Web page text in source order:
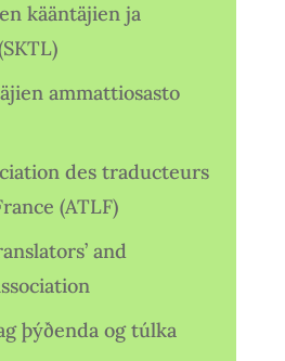
kääntäjien ja
ammattiosasto
des traducteurs
(ATLF)
and
þýðenda og túlka